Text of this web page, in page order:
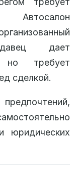
Автосалон
дает
но требует
сделкой.
юридических